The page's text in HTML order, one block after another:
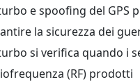
e spoofing del GPS
la sicurezza dei
si verifica quando i
(RF) prodotti